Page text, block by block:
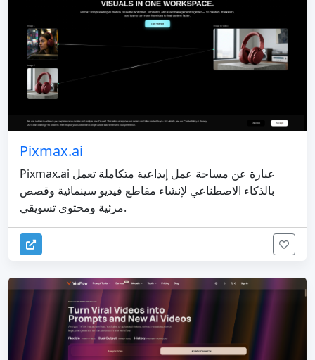
Pixmax.ai
Pixmax.ai عبارة عن مساحة عمل إبداعية متكاملة تعمل
بالذكاء الاصطناعي لإنشاء مقاطع فيديو سينمائية وقصص
مرئية ومحتوى تسويقي.